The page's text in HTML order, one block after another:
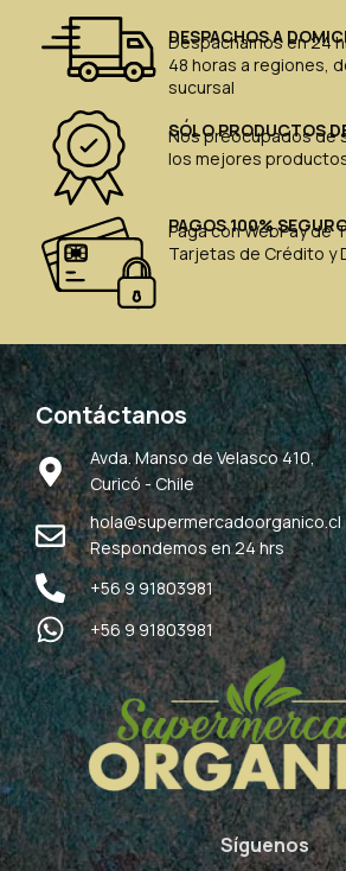
DESPACHOS A
Despachamos en 24
48 horas a regiones,
sucursal
SÓLO PRODUCTOS
Nos preocupados de
los mejores
PAGOS 100%
Paga con WebPay de
Tarjetas de Crédito y
Contáctanos
Avda. Manso de Velasco 410,
Curicó - Chile
hola@supermercadoorganico.cl
Respondemos en 24 hrs
+56 9 91803981
+56 9 91803981
Síguenos